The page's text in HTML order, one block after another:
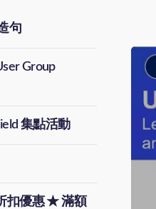
句
Group
集點活動
扣優惠 ★ 滿額